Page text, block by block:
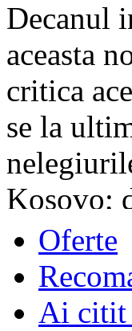
Decanul
aceasta
critica
se la
Kosovo;
Oferte
Ai citit